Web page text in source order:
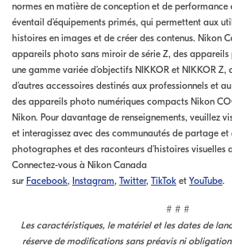
normes en matière de conception et de
éventail d’équipements primés, qui permettent aux
histoires en images et de créer des contenus. Nikon
appareils photo sans miroir de série Z, des appareils
une gamme variée d’objectifs NIKKOR et NIKKOR
d’autres accessoires destinés aux professionnels et
des appareils photo numériques compacts Nikon
Nikon. Pour davantage de renseignements, veuillez
et interagissez avec des communautés de partage et
photographes et des raconteurs d’histoires visuelles
Connectez-vous à Nikon Canada
sur Facebook, Instagram, Twitter, TikTok et YouTube.
# # #
Les caractéristiques, le matériel et les dates de
réserve de modifications sans préavis ni